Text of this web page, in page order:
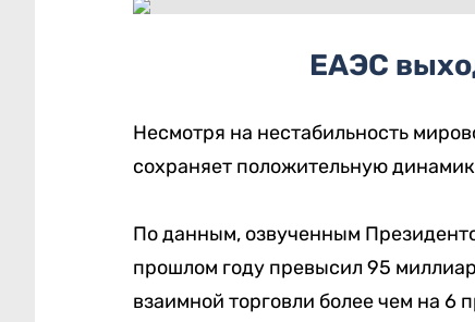
ЕАЭС
Несмотря на нестабильность
сохраняет положительную
По данным, озвученным
прошлом году превысил 95
взаимной торговли более чем на 6